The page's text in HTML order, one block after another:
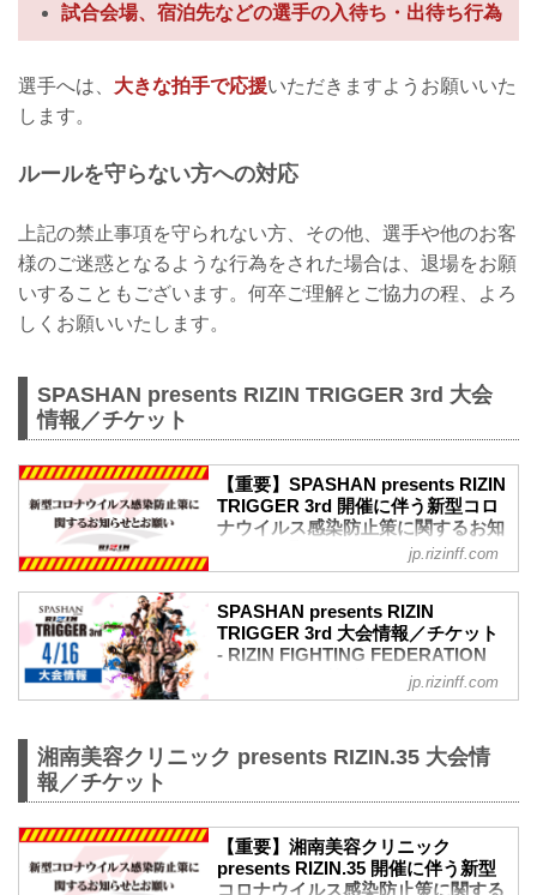
試合会場、宿泊先などの選手の入待ち・出待ち行為
選手へは、 大きな拍手で応援いただきますようお願いいた
します。
ルールを守らない方への対応
上記の禁止事項を守られない方、その他、選手や他のお客
様のご迷惑となるような行為をされた場合は、退場をお願
いすることもございます。何卒ご理解とご協力の程、よろ
しくお願いいたします。
SPASHAN presents RIZIN TRIGGER 3rd 大会
情報／チケット
【重要】SPASHAN presents RIZIN
TRIGGER 3rd 開催に伴う新型コロ
ナウイルス感染防止策に関するお知
らせとお願い - RIZIN FIGHTING
FEDERATION オフィシャルサイト
※お願い※
チケットご購入前に、必ずご確認くださ
い。
ーツ協会が作成した「スポーツイベント
防止の為のチケットの販売方法の変更や
るなど、新たな取り組みを行いますので
ご案内いたします。
皆さまには大変ご不便をおかけいたしま
すが、安心してご来場・ご観戦いただけ
jp.rizinff.com
SPASHAN presents RIZIN
TRIGGER 3rd 大会情報／チケット
- RIZIN FIGHTING FEDERATION
TRIGGER 3rd & 湘南美容クリニック
youtu.be
名称
SPASHAN presents RIZIN TRIGGER 3rd
日時
jp.rizinff.com
湘南美容クリニック presents RIZIN.35 大会情
報／チケット
【重要】湘南美容クリニック
presents RIZIN.35 開催に伴う新型
コロナウイルス感染防止策に関する